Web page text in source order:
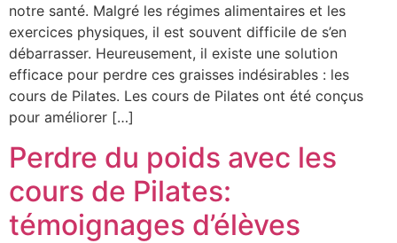
notre santé. Malgré les régimes alimentaires et les
exercices physiques, il est souvent difficile de s’en
débarrasser. Heureusement, il existe une solution
efficace pour perdre ces graisses indésirables : les
cours de Pilates. Les cours de Pilates ont été conçus
pour améliorer […]
Perdre du poids avec les
cours de Pilates:
témoignages d’élèves